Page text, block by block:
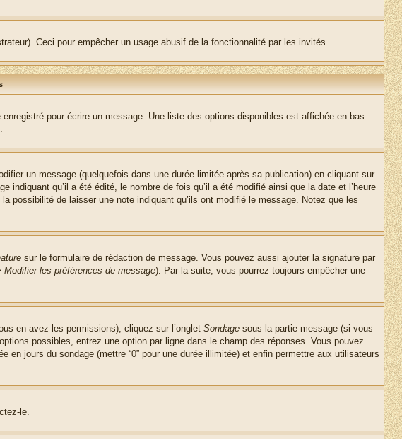
Ceci pour empêcher un usage abusif de la fonctionnalité par les invités.
pour écrire un message. Une liste des options disponibles est affichée en bas
un message (quelquefois dans une durée limitée après sa publication) en cliquant sur
qu’il a été édité, le nombre de fois qu’il a été modifié ainsi que la date et l’heure
possibilité de laisser une note indiquant qu’ils ont modifié le message. Notez que les
sur le formulaire de rédaction de message. Vous pouvez aussi ajouter la signature par
Modifier les préférences de message). Par la suite, vous pourrez toujours empêcher une
en avez les permissions), cliquez sur l’onglet Sondage sous la partie message (si vous
possibles, entrez une option par ligne dans le champ des réponses. Vous pouvez
en jours du sondage (mettre “0” pour une durée illimitée) et enfin permettre aux utilisateurs
le.